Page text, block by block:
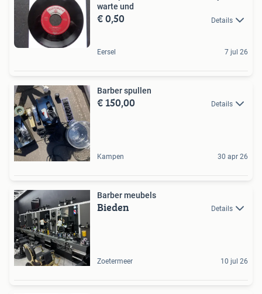
warte und
€ 0,50 Details
Eersel 7 jul 26
Barber spullen
€ 150,00 Details
Kampen 30 apr 26
Barber meubels
Bieden Details
Zoetermeer 10 jul 26